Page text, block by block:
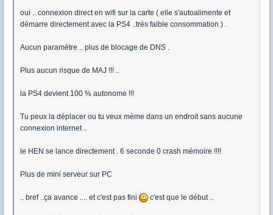
oui .. connexion direct en wifi sur la carte ( elle s'autoalimente et
démarre directement avec la PS4 ..très faible consommation ) .
Aucun paramètre .. plus de blocage de DNS .
Plus aucun risque de MAJ !!! ..
la PS4 devient 100 % autonome !!!
Tu peux la déplacer ou tu veux mème dans un endroit sans aucune
connexion internet ..
le HEN se lance directement . 6 seconde 0 crash mémoire !!!!
Plus de mini serveur sur PC
.. bref ..ça avance .... et c'est pas fini c'est que le début ..